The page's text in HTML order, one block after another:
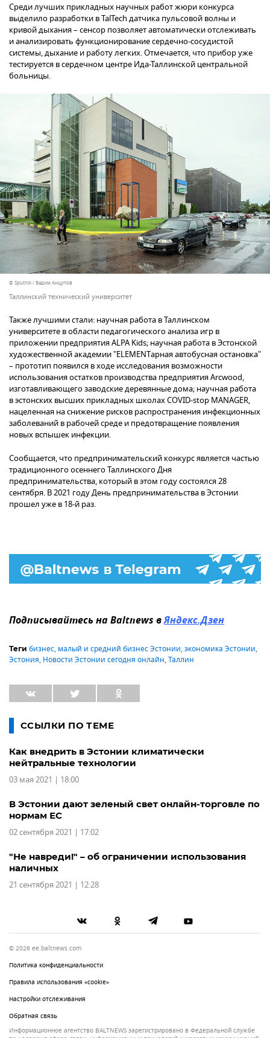
Среди лучших прикладных научных работ жюри конкурса
выделило разработки в TalTech датчика пульсовой волны и
кривой дыхания – сенсор позволяет автоматически отслеживать
и анализировать функционирование сердечно-сосудистой
системы, дыхание и работу легких. Отмечается, что прибор уже
тестируется в сердечном центре Ида-Таллинской центральной
больницы.
© Sputnik / Вадим Анцупов
Таллинский технический университет
Также лучшими стали: научная работа в Таллинском
университете в области педагогического анализа игр в
приложении предприятия ALPA Kids; научная работа в Эстонской
художественной академии "ELEMENTарная автобусная остановка"
– прототип появился в ходе исследования возможности
использования остатков производства предприятия Arcwood,
изготавливающего заводские деревянные дома; научная работа
в эстонских высших прикладных школах COVID-stop MANAGER,
нацеленная на снижение рисков распространения инфекционных
заболеваний в рабочей среде и предотвращение появления
новых вспышек инфекции.
Сообщается, что предпринимательский конкурс является частью
традиционного осеннего Таллинского Дня
предпринимательства, который в этом году состоялся 28
сентября. В 2021 году День предпринимательства в Эстонии
прошел уже в 18-й раз.
Подписывайтесь на Baltnews вЯндекс.Дзен
Теги бизнес, малый и средний бизнес Эстонии,экономика Эстонии,
Эстония, Новости Эстонии сегодня онлайн,Таллин
ССЫЛКИ ПО ТЕМЕ
Как внедрить в Эстонии климатически
нейтральные технологии
03 мая 2021 | 18:00
В Эстонии дают зеленый свет онлайн-торговле по
нормам ЕС
02 сентября 2021 | 17:02
"Не навреди!" – об ограничении использования
наличных
21 сентября 2021 | 12:28
© 2026 ee.baltnews.com
Политика конфиденциальности
Правила использования «cookie»
Настройки отслеживания
Обратная связь
Информационное агентство BALTNEWS зарегистрировано в Федеральной службе